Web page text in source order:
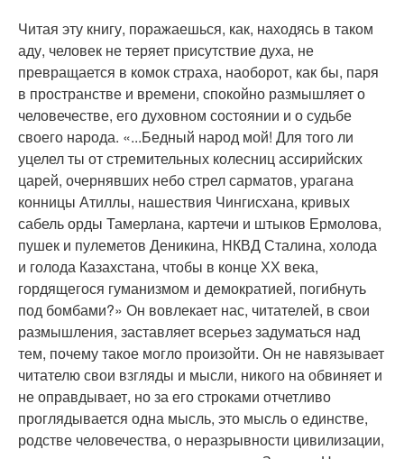
Читая эту книгу, поражаешься, как, находясь в таком
аду, человек не теряет присутствие духа, не
превращается в комок страха, наоборот, как бы, паря
в пространстве и времени, спокойно размышляет о
человечестве, его духовном состоянии и о судьбе
своего народа. «...Бедный народ мой! Для того ли
уцелел ты от стремительных колесниц ассирийских
царей, очернявших небо стрел сарматов, урагана
конницы Атиллы, нашествия Чингисхана, кривых
сабель орды Тамерлана, картечи и штыков Ермолова,
пушек и пулеметов Деникина, НКВД Сталина, холода
и голода Казахстана, чтобы в конце ХХ века,
гордящегося гуманизмом и демократией, погибнуть
под бомбами?» Он вовлекает нас, читателей, в свои
размышления, заставляет всерьез задуматься над
тем, почему такое могло произойти. Он не навязывает
читателю свои взгляды и мысли, никого на обвиняет и
не оправдывает, но за его строками отчетливо
проглядывается одна мысль, это мысль о единстве,
родстве человечества, о неразрывности цивилизации,